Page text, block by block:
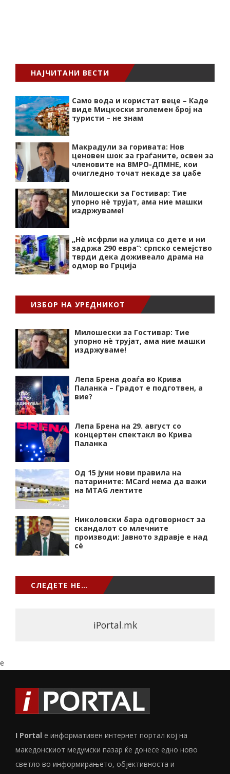
НАЈЧИТАНИ ВЕСТИ
Само вода и користат веце – Каде
виде Мицкоски зголемен број на
туристи – не знам
Макрадули за горивата: Нов
ценовен шок за граѓаните, освен за
членовите на ВМРО-ДПМНЕ, кои
очигледно точат некаде за џабе
Милошески за Гостивар: Тие
упорно нѐ трујат, ама ние машки
издржуваме!
„Нѐ исфрли на улица со дете и ни
задржа 290 евра“: српско семејство
тврди дека доживеало драма на
одмор во Грција
ИЗБОР НА УРЕДНИКОТ
Милошески за Гостивар: Тие
упорно нѐ трујат, ама ние машки
издржуваме!
Лепа Брена доаѓа во Крива
Паланка – Градот е подготвен, а
вие?
Лепа Брена на 29. август со
концертен спектакл во Крива
Паланка
Од 15 јуни нови правила на
патарините: MCard нема да важи
на MTAG лентите
Николовски бара одговорност за
скандалот со млечните
производи: Јавното здравје е над
сѐ
СЛЕДЕТЕ НЕ…
iPortal.mk
e
I Portal е информативен интернет портал кој на
македонскиот медумски пазар ќе донесе едно ново
светло во информирањето, објективноста и